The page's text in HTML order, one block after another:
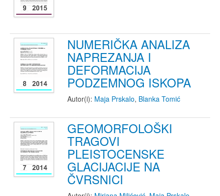
NUMERIČKA ANALIZA
NAPREZANJA I
DEFORMACIJA
PODZEMNOG ISKOPA
Autor(i): Maja Prskalo, Blanka Tomić
GEOMORFOLOŠKI
TRAGOVI
PLEISTOCENSKE
GLACIJACIJE NA
ČVRSNICI